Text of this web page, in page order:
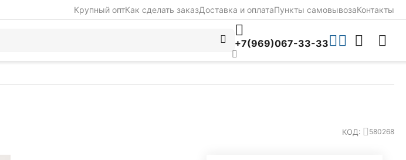
Крупный оптКак сделать заказДоставка и оплатаПункты самовывозаКонтакты
+7(969)067-33-33
КОД: 580268